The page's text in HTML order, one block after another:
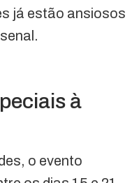
já estão ansiosos
à
o evento